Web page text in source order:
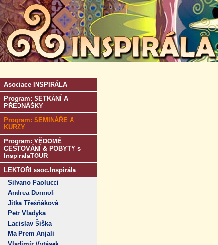
Asociace INSPIRÁLA
Program: SETKÁNÍ A
PŘEDNÁŠKY
Program: SEMINÁŘE A
KURZY
Program: VĚDOMÉ
CESTOVÁNÍ & POBYTY s
InspiralaTOUR
LEKTOŘI asoc.Inspirála
Silvano Paolucci
Andrea Donnoli
Jitka Třešňáková
Petr Vladyka
Ladislav Šiška
Ma Prem Anjali